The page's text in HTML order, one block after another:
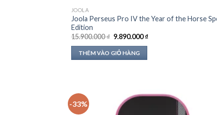
JOOLA
Joola Perseus Pro IV the Year of the Horse
Edition
15.900.000₫ Giá
là:
15.900.000 ₫.
9.890.000₫Giá
THÊM VÀO GIỎ HÀNG
-33%